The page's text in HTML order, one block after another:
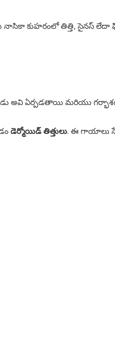
తిత్తి, సైనస్ లేదా
అవి ఏర్పడతాయి మరియు
డెర్మోయిడ్ తిత్తులు. ఈ గాయాలు స్వేద